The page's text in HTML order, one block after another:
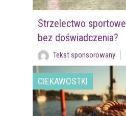
Strzelectwo
bez doświadczenia?
Tekst sponsorowany
CIEKAWOSTKI